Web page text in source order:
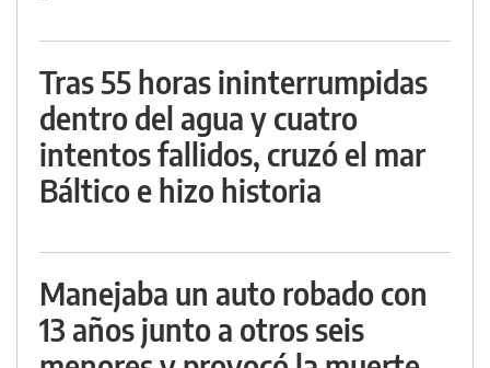
Tras 55 horas ininterrumpidas
dentro del agua y cuatro
intentos fallidos, cruzó el mar
Báltico e hizo historia
Manejaba un auto robado con
13 años junto a otros seis